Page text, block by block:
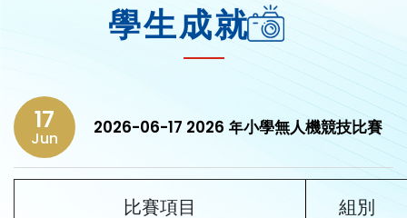
學生成就
17
Jun
2026-06-17 2026 年小學無人機競技比賽
比賽項目 組別